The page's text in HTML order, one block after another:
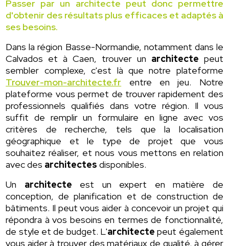
Passer par un architecte peut donc permettre
d'obtenir des résultats plus efficaces et adaptés à
ses besoins.
Dans la région Basse-Normandie, notamment dans le
Calvados et à Caen, trouver un architecte peut
sembler complexe, c'est là que notre plateforme
Trouver-mon-architecte.fr entre en jeu. Notre
plateforme vous permet de trouver rapidement des
professionnels qualifiés dans votre région. Il vous
suffit de remplir un formulaire en ligne avec vos
critères de recherche, tels que la localisation
géographique et le type de projet que vous
souhaitez réaliser, et nous vous mettons en relation
avec des architectes disponibles.
Un architecte est un expert en matière de
conception, de planification et de construction de
bâtiments. Il peut vous aider à concevoir un projet qui
répondra à vos besoins en termes de fonctionnalité,
de style et de budget. L'architecte peut également
vous aider à trouver des matériaux de qualité, à gérer